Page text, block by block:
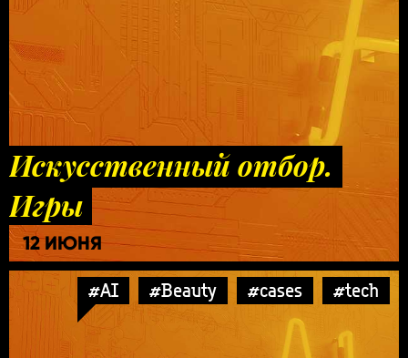
Искусственный отбор.
Игры
12 ИЮНЯ
#AI #Beauty #cases #tech